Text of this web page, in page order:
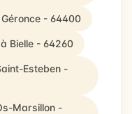
- 64400
Bielle - 64260
Esteben -
Marsillon -